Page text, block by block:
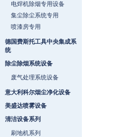
电焊机除烟专用设备
集尘除尘系统专用
喷漆房专用
德国费斯托工具中央集成系
统
除尘除烟系统设备
废气处理系统设备
意大利科尔烟尘净化设备
美盛达喷雾设备
清洁设备系列
刷地机系列